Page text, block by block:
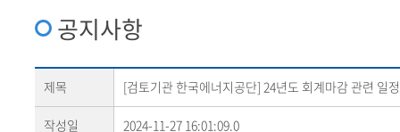
공지사항
제목 [검토기관 한국에너지공단] 24년도 회계마감 관련 일
작성일 2024-11-27 16:01:09.0